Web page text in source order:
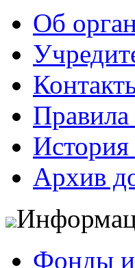
Об
Правила
История
Архив
Фонды